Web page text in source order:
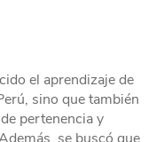
el aprendizaje de
sino que también
pertenencia y